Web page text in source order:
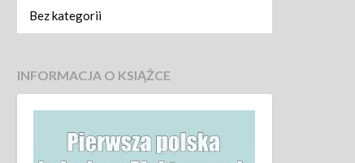
Bez kategorii
INFORMACJA O KSIĄŻCE